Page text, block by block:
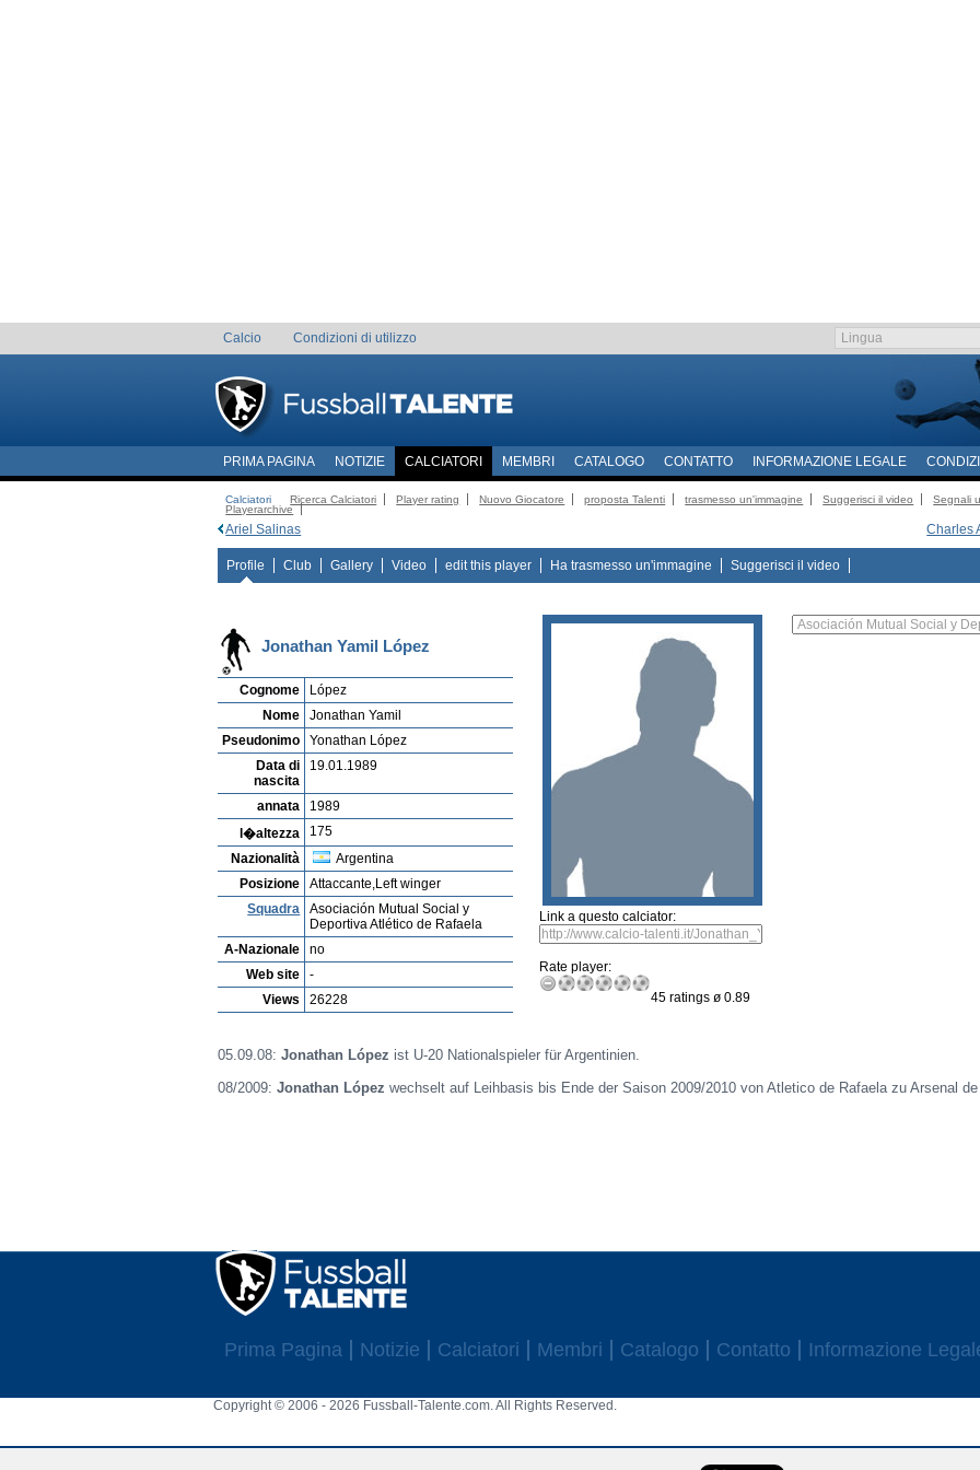
Calcio Condizioni di utilizzo
PRIMA PAGINA NOTIZIE CALCIATORI MEMBRI CATALOGO CONTATTO INFORMAZIONE LEGALE
Calciatori Ricerca Calciatori Player rating Nuovo Giocatore proposta Talenti trasmesso un'immagine Suggerisci il video
Segnali
Playerarchive
Charles
Ariel Salinas
Profile Club Gallery Video edit this player Ha trasmesso un'immagine Suggerisci il video
Jonathan Yamil López
Cognome
López
Nome
Jonathan Yamil
Pseudonimo
Yonathan López
Data di
nascita
19.01.1989
annata
1989
l�altezza
175
Nazionalità
Argentina
Posizione
Attaccante,Left winger
Squadra
Asociación Mutual Social y
Deportiva Atlético de Rafaela
A-Nazionale
no
Web site
-
Views
26228
Link a questo calciator:
Rate player:
45 ratings ø 0.89
05.09.08:Jonathan López ist U-20 Nationalspieler für Argentinien.
08/2009:Jonathan Lópezwechselt auf Leihbasis bis Ende der Saison 2009/2010 von Atletico de Rafaela zu Arsenal
Prima Pagina Notizie Calciatori Membri Catalogo Contatto Informazione
Copyright © 2006 - 2026 Fussball-Talente.com. All Rights Reserved.